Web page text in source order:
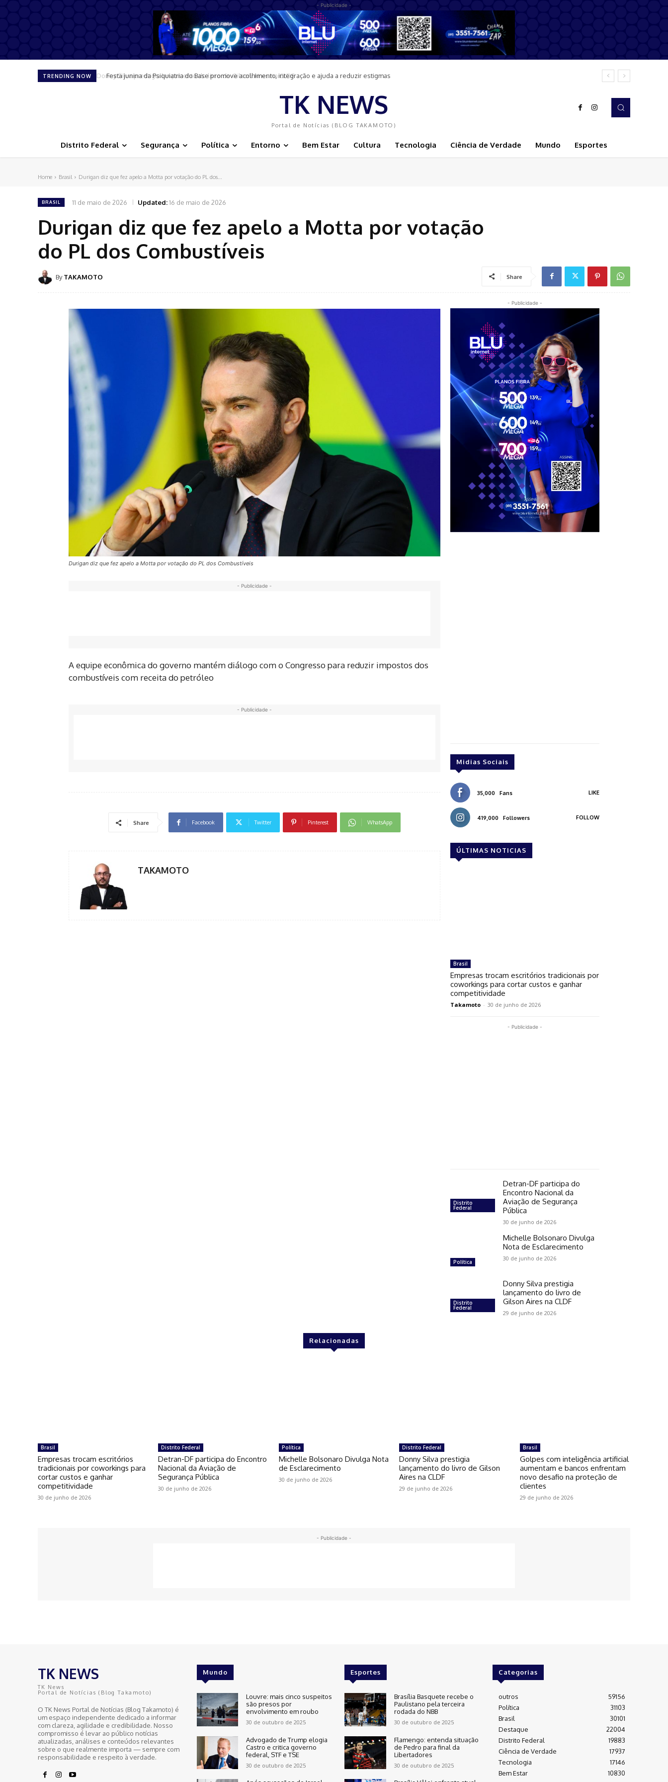
- Publicidade -
TRENDING NOW Festa junina da Psiquiatria do Base promove acolhimento, integração e ajuda a reduzir estigmas
TK NEWS
Portal de Notícias (BLOG TAKAMOTO)
Distrito Federal Segurança Política Entorno Bem Estar Cultura Tecnologia Ciência de Verdade Mundo Esportes
Home Brasil Durigan diz que fez apelo a Motta por votação do PL dos...
BRASIL 11 de maio de 2026 Updated:16 de maio de 2026
Durigan diz que fez apelo a Motta por votação
do PL dos Combustíveis
By TAKAMOTO Share
Durigan diz que fez apelo a Motta por votação do PL dos Combustíveis
- Publicidade -
A equipe econômica do governo mantém diálogo com o Congresso para reduzir impostos dos
combustíveis com receita do petróleo
- Publicidade -
Share Facebook Twitter Pinterest WhatsApp
TAKAMOTO
- Publicidade -
Midias Sociais
35,000 Fans LIKE
419,000 Followers FOLLOW
ÚLTIMAS NOTICIAS
Brasil
Empresas trocam escritórios tradicionais por
coworkings para cortar custos e ganhar
competitividade
Takamoto - 30 de junho de 2026
- Publicidade -
Distrito
Federal
Detran-DF participa do
Encontro Nacional da
Aviação de Segurança
Pública
30 de junho de 2026
Política
Michelle Bolsonaro Divulga
Nota de Esclarecimento
30 de junho de 2026
Distrito
Federal
Donny Silva prestigia
lançamento do livro de
Gilson Aires na CLDF
29 de junho de 2026
Relacionadas
Brasil
Empresas trocam escritórios
tradicionais por coworkings para
cortar custos e ganhar
competitividade
30 de junho de 2026
Distrito Federal
Detran-DF participa do Encontro
Nacional da Aviação de
Segurança Pública
30 de junho de 2026
Política
Michelle Bolsonaro Divulga Nota
de Esclarecimento
30 de junho de 2026
Distrito Federal
Donny Silva prestigia
lançamento do livro de Gilson
Aires na CLDF
29 de junho de 2026
Brasil
Golpes com inteligência artificial
aumentam e bancos enfrentam
novo desafio na proteção de
clientes
29 de junho de 2026
- Publicidade -
TK NEWS
TK News
Portal de Notícias (Blog Takamoto)
O TK News Portal de Notícias (Blog Takamoto) é
um espaço independente dedicado a informar
com clareza, agilidade e credibilidade. Nosso
compromisso é levar ao público notícias
atualizadas, análises e conteúdos relevantes
sobre o que realmente importa — sempre com
responsabilidade e respeito à verdade.
Mundo
Louvre: mais cinco suspeitos
são presos por
envolvimento em roubo
30 de outubro de 2025
Advogado de Trump elogia
Castro e critica governo
federal, STF e TSE
30 de outubro de 2025
Esportes
Brasília Basquete recebe o
Paulistano pela terceira
rodada do NBB
30 de outubro de 2025
Flamengo: entenda situação
de Pedro para final da
Libertadores
30 de outubro de 2025
Categorias
outros
59156
Política
31103
Brasil
30101
Destaque
22004
Distrito Federal
19883
Ciência de Verdade
17937
Tecnologia
17146
Bem Estar
10830